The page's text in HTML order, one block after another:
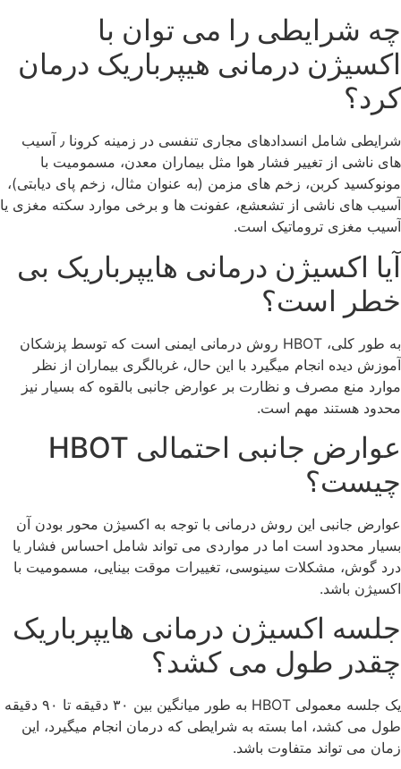
چه شرایطی را می توان با
اکسیژن درمانی هیپرباریک درمان
کرد؟
شرایطی شامل انسدادهای مجاری تنفسی در زمینه کرونا ٫ آسیب
های ناشی از تغییر فشار هوا مثل بیماران معدن، مسمومیت با
مونوکسید کربن، زخم های مزمن (به عنوان مثال، زخم پای دیابتی)،
آسیب های ناشی از تشعشع، عفونت ها و برخی موارد سکته مغزی یا
آسیب مغزی تروماتیک است.
آیا اکسیژن درمانی هایپرباریک بی
خطر است؟
به طور کلی، HBOT روش درمانی ایمنی است که توسط پزشکان
آموزش دیده انجام میگیرد با این حال، غربالگری بیماران از نظر
موارد منع مصرف و نظارت بر عوارض جانبی بالقوه که بسیار نیز
محدود هستند مهم است.
عوارض جانبی احتمالی HBOT
چیست؟
عوارض جانبی این روش درمانی با توجه به اکسیژن محور بودن آن
بسیار محدود است اما در مواردی می تواند شامل احساس فشار یا
درد گوش، مشکلات سینوسی، تغییرات موقت بینایی، مسمومیت با
اکسیژن باشد.
جلسه اکسیژن درمانی هایپرباریک
چقدر طول می کشد؟
یک جلسه معمولی HBOT به طور میانگین بین ۳۰ دقیقه تا ۹۰ دقیقه
طول می کشد، اما بسته به شرایطی که درمان انجام میگیرد، این
زمان می تواند متفاوت باشد.